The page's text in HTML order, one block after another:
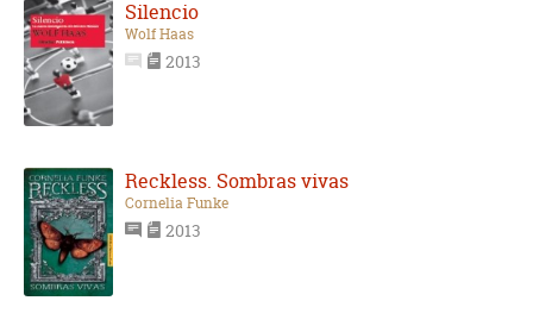
Silencio
Wolf Haas
2013
Reckless. Sombras vivas
Cornelia Funke
2013